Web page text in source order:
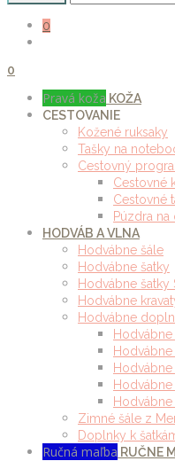
0
0
Pravá koža KOŽA
CESTOVANIE
Kožené ruksaky
Tašky na
Cestovný
Cestovné
Cestovné
Púzdra
HODVÁB A VLNA
Hodvábne šále
Hodvábne šatky
Hodvábne šatky
Hodvábne
Hodvábne
Zimné šále z
Doplnky k
Ručná maľba RUČNE